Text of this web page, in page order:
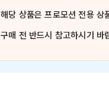
해당 상품은프로모션 전용 상
구매 전 반드시 참고하시기 바